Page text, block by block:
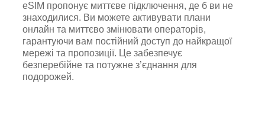
eSIM пропонує миттєве підключення, де б ви не
знаходилися. Ви можете активувати плани
онлайн та миттєво змінювати операторів,
гарантуючи вам постійний доступ до найкращої
мережі та пропозиції. Це забезпечує
безперебійне та потужне з’єднання для
подорожей.